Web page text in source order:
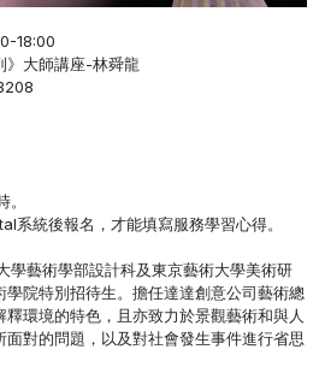
18:00
》大師講座-林舜龍
系統後報名，才能填寫服務學習心得。
學藝術學部設計科及東京藝術大學美術研
院特別招待生。擔任達達創意公司藝術總
環境的特色，且亦致力於景觀藝術和與人
對的問題，以及對社會發生事件進行省思